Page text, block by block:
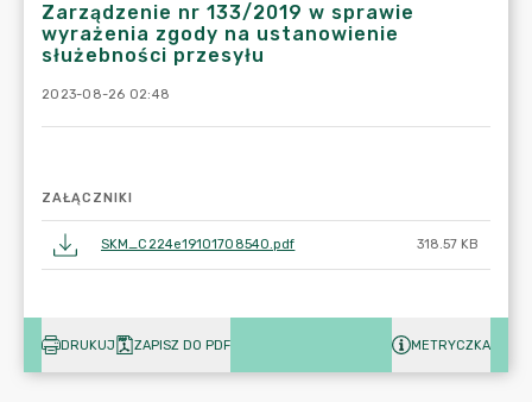
Zarządzenie nr 133/2019 w sprawie
wyrażenia zgody na ustanowienie
służebności przesyłu
2023-08-26 02:48
ZAŁĄCZNIKI
SKM_C224e19101708540.pdf 318.57 KB
DRUKUJ ZAPISZ DO PDF METRYCZKA